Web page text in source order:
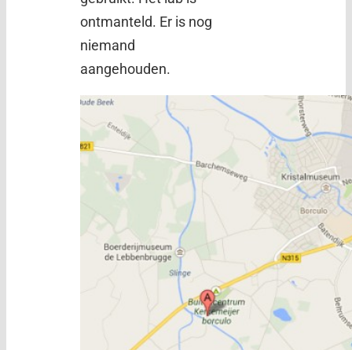
ontmanteld. Er is nog
niemand
aangehouden.